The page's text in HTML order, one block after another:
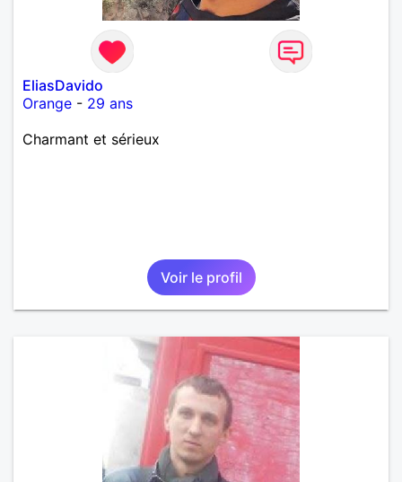
EliasDavido
Orange - 29 ans
Charmant et sérieux
Voir le profil